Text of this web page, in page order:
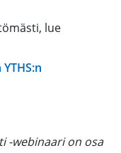
lue
-webinaari on osa